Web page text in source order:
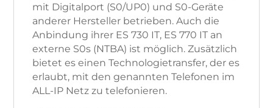
mit Digitalport (S0/UP0) und S0-Geräte
anderer Hersteller betrieben. Auch die
Anbindung ihrer ES 730 IT, ES 770 IT an
externe S0s (NTBA) ist möglich. Zusätzlich
bietet es einen Technologietransfer, der es
erlaubt, mit den genannten Telefonen im
ALL-IP Netz zu telefonieren.